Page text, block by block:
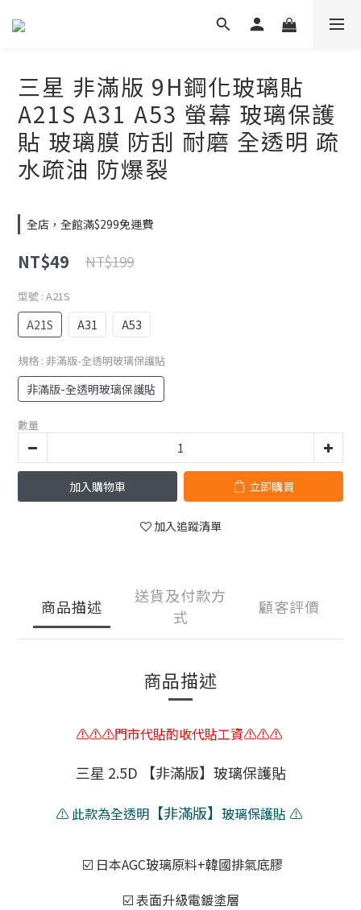
三星 非滿版 9H鋼化玻璃貼
A21S A31 A53 螢幕 玻璃保護
貼 玻璃膜 防刮 耐磨 全透明 疏
水疏油 防爆裂
全店，全館滿$299免運費
NT$49 NT$199
型號 : A21S
A21S A31 A53
規格 : 非滿版-全透明玻璃保護貼
非滿版-全透明玻璃保護貼
數量
加入購物車 立即購買
加入追蹤清單
商品描述
送貨及付款方
式
顧客評價
商品描述
⚠️⚠️⚠️門市代貼酌收代貼工資⚠️⚠️⚠️
三星 2.5D 【非滿版】玻璃保護貼
⚠️ 此款為全透明 【非滿版】 玻璃保護貼 ⚠️
☑️ 日本AGC玻璃原料+韓國排氣底膠
☑️ 表面升級電鍍塗層